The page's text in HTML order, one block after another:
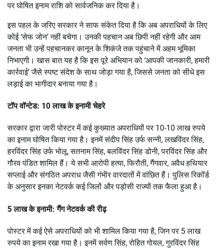
पर घोषित इनाम राशि को सार्वजनिक कर दिया है।
इस पहल के जरिए सरकार ने साफ संकेत दिया है कि अब अपराधियों के लिए
कोई ‘सेफ जोन’ नहीं बचेगा। उनकी पहचान अब छिपी नहीं रहेगी और आम
जनता भी उन्हें पहचानकर कानून के शिकंजे तक पहुंचाने में अहम भूमिका
निभाएगी। खास बात यह है कि इस पूरे अभियान को ‘आपकी जानकारी, हमारी
कार्रवाई’ जैसे स्पष्ट संदेश के साथ जोड़ा गया है, जिससे जनता को सीधे इस
लड़ाई का भागीदार बनाया गया है।
टॉप वॉन्टेड: 10 लाख के इनामी चेहरे
सरकार द्वारा जारी पोस्टर में कई कुख्यात अपराधियों पर 10-10 लाख रुपये
का इनाम घोषित किया गया है। इनमें संदीप सिंह उर्फ सन्नी, लखविंदर सिंह,
हरविंदर सिंह उर्फ भोलू, सतनाम सिंह, बलविंदर सिंह डोनी, परविंदर सिंह और
गौरव पंडित शामिल हैं। ये सभी आरोपी हत्या, फिरौती, गैंगवार, अवैध हथियार
सप्लाई और संगठित अपराध जैसी गंभीर वारदातों में वांछित हैं। पुलिस रिकॉर्ड
के अनुसार इनका नेटवर्क कई जिलों और पड़ोसी राज्यों तक फैला हुआ है।
5 लाख के इनामी: गैंग नेटवर्क की रीढ़
पोस्टर में कई ऐसे अपराधियों को भी शामिल किया गया है, जिन पर 5 लाख
रुपये का इनाम रखा गया है। इनमें सर्वण सिंह, रोहित गोयल, गुरविंदर सिंह